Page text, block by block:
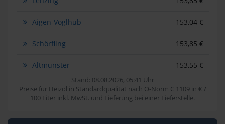
Aigen-Voglhub 153,04 €
Schörfling 153,85 €
Altmünster 153,55 €
Stand: 08.08.2026, 05:41 Uhr
Preise für Heizöl in Standardqualität nach Ö-Norm C 1109 in € /
100 Liter inkl. MwSt. und Lieferung bei einer Lieferstelle.